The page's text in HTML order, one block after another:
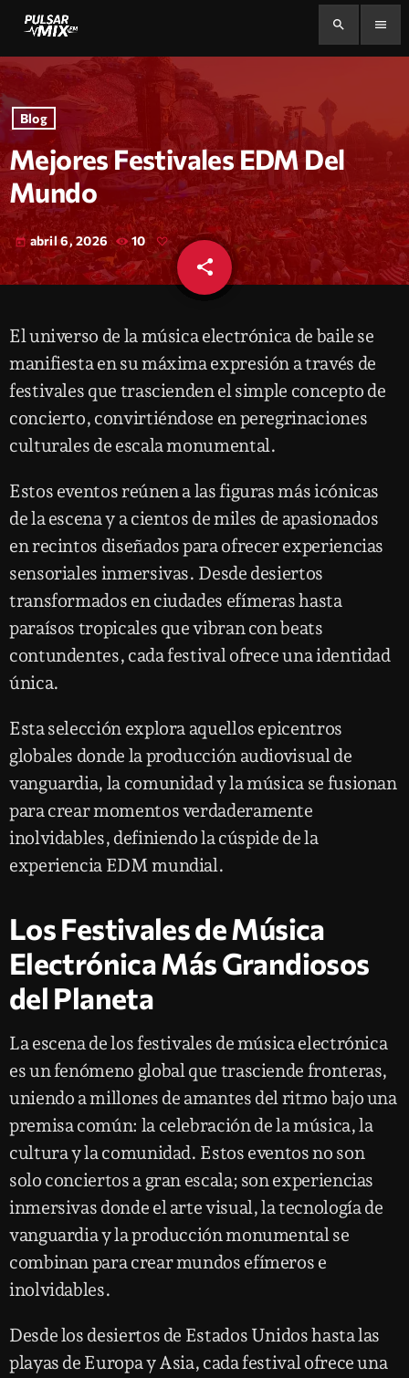
search menu
Blog
Mejores Festivales EDM Del
Mundo
today abril 6, 2026 10
share
email
El universo de la música electrónica de baile se
manifiesta en su máxima expresión a través de
festivales que trascienden el simple concepto de
concierto, convirtiéndose en peregrinaciones
culturales de escala monumental.
Estos eventos reúnen a las figuras más icónicas
de la escena y a cientos de miles de apasionados
en recintos diseñados para ofrecer experiencias
sensoriales inmersivas. Desde desiertos
transformados en ciudades efímeras hasta
paraísos tropicales que vibran con beats
contundentes, cada festival ofrece una identidad
única.
Esta selección explora aquellos epicentros
globales donde la producción audiovisual de
vanguardia, la comunidad y la música se fusionan
para crear momentos verdaderamente
inolvidables, definiendo la cúspide de la
experiencia EDM mundial.
Los Festivales de Música
Electrónica Más Grandiosos
del Planeta
La escena de los festivales de música electrónica
es un fenómeno global que trasciende fronteras,
uniendo a millones de amantes del ritmo bajo una
premisa común: la celebración de la música, la
cultura y la comunidad. Estos eventos no son
solo conciertos a gran escala; son experiencias
inmersivas donde el arte visual, la tecnología de
vanguardia y la producción monumental se
combinan para crear mundos efímeros e
inolvidables.
Desde los desiertos de Estados Unidos hasta las
playas de Europa y Asia, cada festival ofrece una